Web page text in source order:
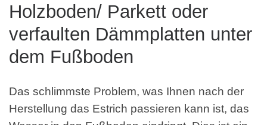
Holzboden/ Parkett oder
verfaulten Dämmplatten unter
dem Fußboden
Das schlimmste Problem, was Ihnen nach der
Herstellung das Estrich passieren kann ist, das